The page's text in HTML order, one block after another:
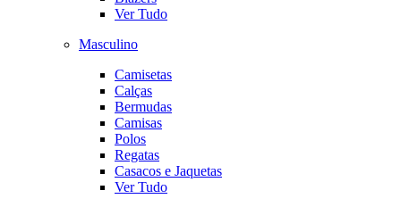
Ver Tudo
Masculino
Camisetas
Calças
Bermudas
Camisas
Polos
Regatas
Casacos e Jaquetas
Ver Tudo